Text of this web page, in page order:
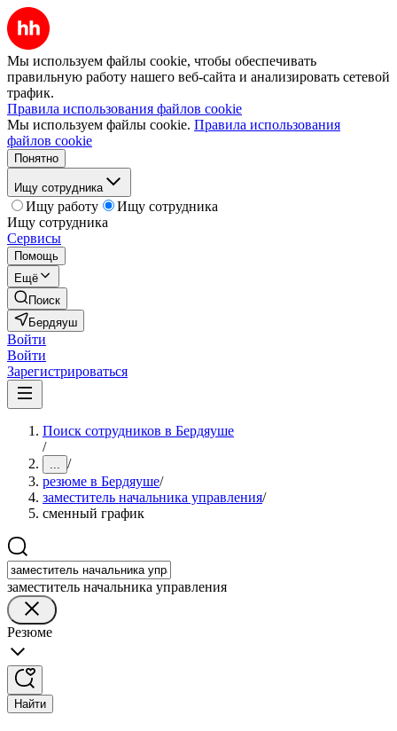
Мы используем файлы cookie, чтобы обеспечивать
правильную работу нашего веб-сайта и анализировать сетевой
трафик.
Правила использования файлов cookie
Мы используем файлы cookie. Правила использования
файлов cookie
Понятно
Ищу сотрудника
Ищу работу
Ищу сотрудника
Ищу сотрудника
Сервисы
Помощь
Ещё
Поиск
Бердяуш
Войти
Войти
Зарегистрироваться
Поиск сотрудников в Бердяуше
/
... /
резюме в Бердяуше/
заместитель начальника управления/
сменный график
заместитель начальника управления
Резюме
Найти